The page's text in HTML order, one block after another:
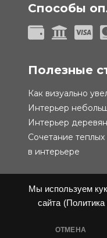
Мы используем
сайта
ОТМЕНА
Способы
Полезные
Как визуально
Интерьер
Интерьер
Сочетание
в интерьере
Политика
оферта